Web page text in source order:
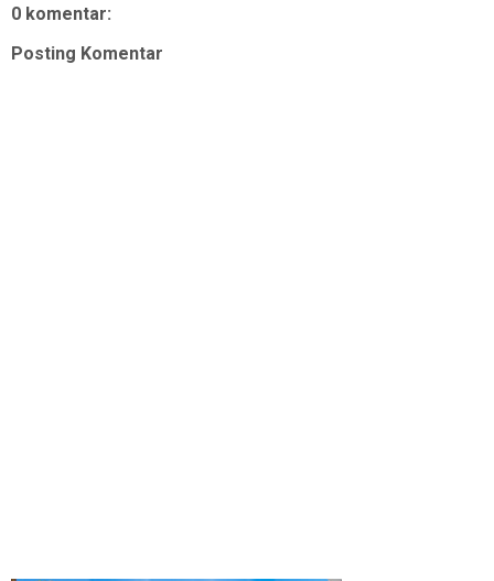
0 komentar:
Posting Komentar